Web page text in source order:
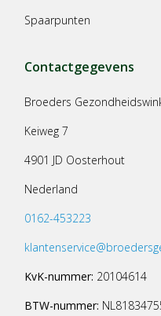
Spaarpunten
Contactgegevens
Broeders
Keiweg 7
4901 JD Oosterhout
Nederland
0162-453223
KvK-nummer: 20104614
BTW-nummer: